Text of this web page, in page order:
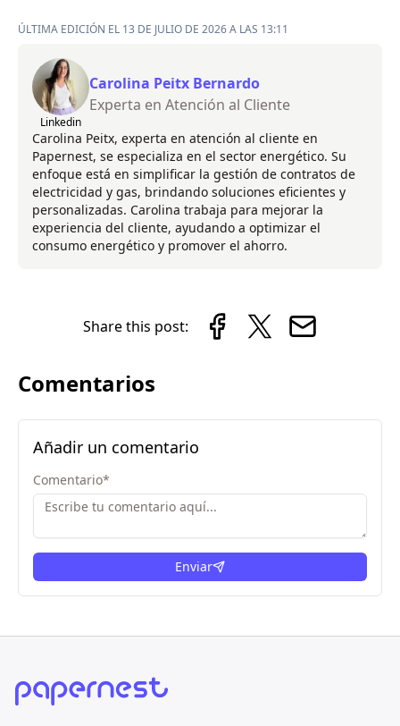
ÚLTIMA EDICIÓN EL 13 DE JULIO DE 2026 A LAS 13:11
Linkedin
Carolina Peitx Bernardo
Experta en Atención al Cliente
Carolina Peitx, experta en atención al cliente en
Papernest, se especializa en el sector energético. Su
enfoque está en simplificar la gestión de contratos de
electricidad y gas, brindando soluciones eficientes y
personalizadas. Carolina trabaja para mejorar la
experiencia del cliente, ayudando a optimizar el
consumo energético y promover el ahorro.
Share this post:
Comentarios
Añadir un comentario
Comentario*
Enviar